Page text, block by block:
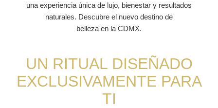
una experiencia única de lujo, bienestar y resultados
naturales. Descubre el nuevo destino de
belleza en la CDMX.
UN RITUAL DISEÑADO
EXCLUSIVAMENTE PARA
TI